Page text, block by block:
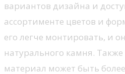
вариантов дизайна и
ассортименте цветов и
его легче монтировать, и
натурального камня.
материал может быть